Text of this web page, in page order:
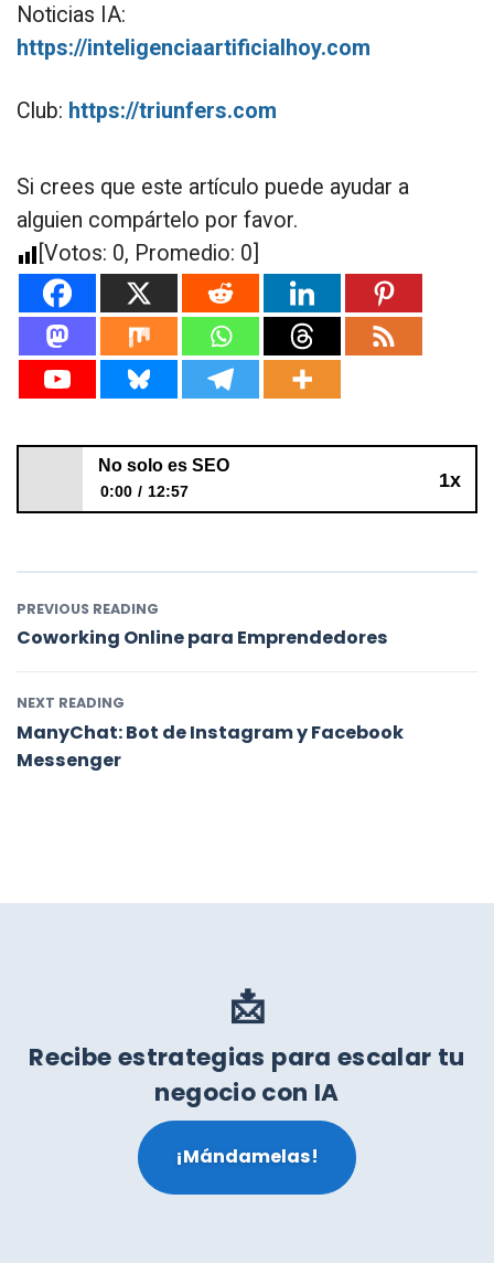
Noticias IA:
https://inteligenciaartificialhoy.com
Club: https://triunfers.com
Si crees que este artículo puede ayudar a
alguien compártelo por favor.
[Votos: 0, Promedio: 0
1x
No solo es SEO
0:00 12:57
PREVIOUS READING
Coworking Online para Emprendedores
NEXT READING
ManyChat: Bot de Instagram y Facebook
Messenger
📩
Recibe estrategias para escalar tu
negocio con IA
¡Mándamelas!